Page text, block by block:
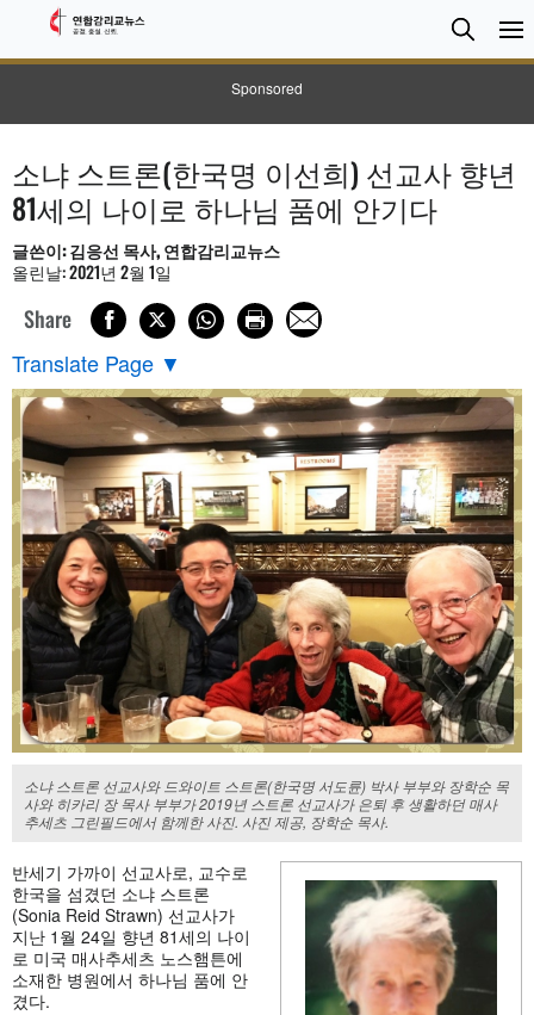
Sponsored
검
색
Search
소냐 스트론(한국명 이선희) 선교사 향년
81세의 나이로 하나님 품에 안기다
글쓴이: 김응선 목사, 연합감리교뉴스
올린날: 2021년 2월 1일
Share
Translate Page ▼
소냐 스트론 선교사와 드와이트 스트론(한국명 서도륜) 박사 부부와 장학순 목
사와 히카리 장 목사 부부가 2019년 스트론 선교사가 은퇴 후 생활하던 매사
추세츠 그린필드에서 함께한 사진. 사진 제공, 장학순 목사.
반세기 가까이 선교사로, 교수로
한국을 섬겼던 소냐 스트론
(Sonia Reid Strawn) 선교사가
지난 1월 24일 향년 81세의 나이
로 미국 매사추세츠 노스햄튼에
소재한 병원에서 하나님 품에 안
겼다.